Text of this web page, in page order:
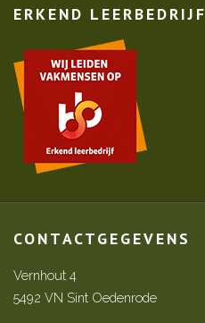
ERKEND LEERBEDRIJF
CONTACTGEGEVENS
Vernhout 4
5492 VN Sint Oedenrode